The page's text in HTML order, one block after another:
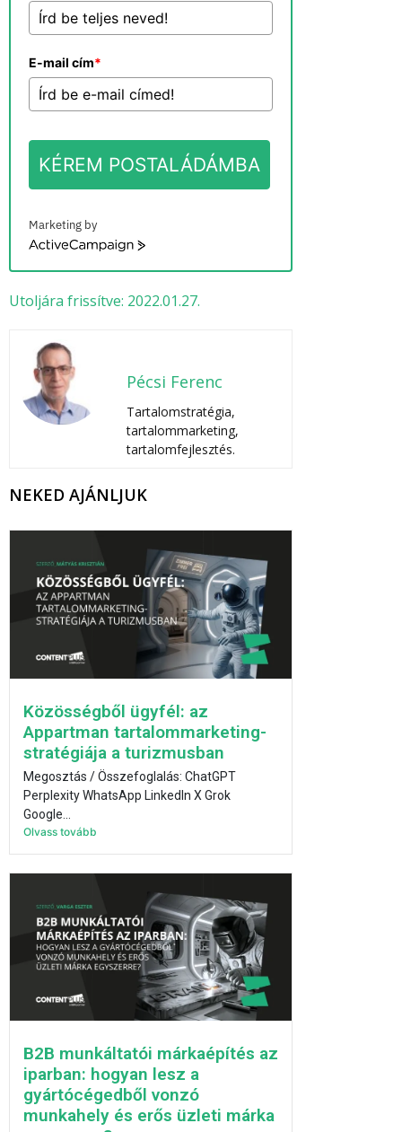
E-mail cím*
KÉREM POSTALÁDÁMBA
Marketing by
ActiveCampaign
Utoljára frissítve: 2022.01.27.
Pécsi Ferenc
Tartalomstratégia,
tartalommarketing,
tartalomfejlesztés.
NEKED AJÁNLJUK
Közösségből ügyfél: az
Appartman tartalommarketing-
stratégiája a turizmusban
Megosztás / Összefoglalás: ChatGPT
Perplexity WhatsApp LinkedIn X Grok
Google...
Olvass tovább
B2B munkáltatói márkaépítés az
iparban: hogyan lesz a
gyártócégedből vonzó
munkahely és erős üzleti márka